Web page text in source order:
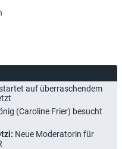
auf überraschendem
(Caroline Frier) besucht
Neue Moderatorin für